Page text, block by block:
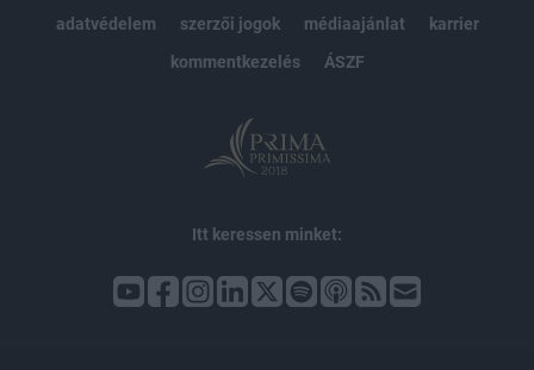
adatvédelem
szerzői jogok médiaajánlat
karrier
kommentkezelés
ÁSZF
Itt keressen minket: